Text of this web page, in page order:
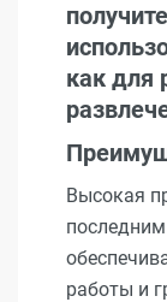
как для
Высокая
работы и